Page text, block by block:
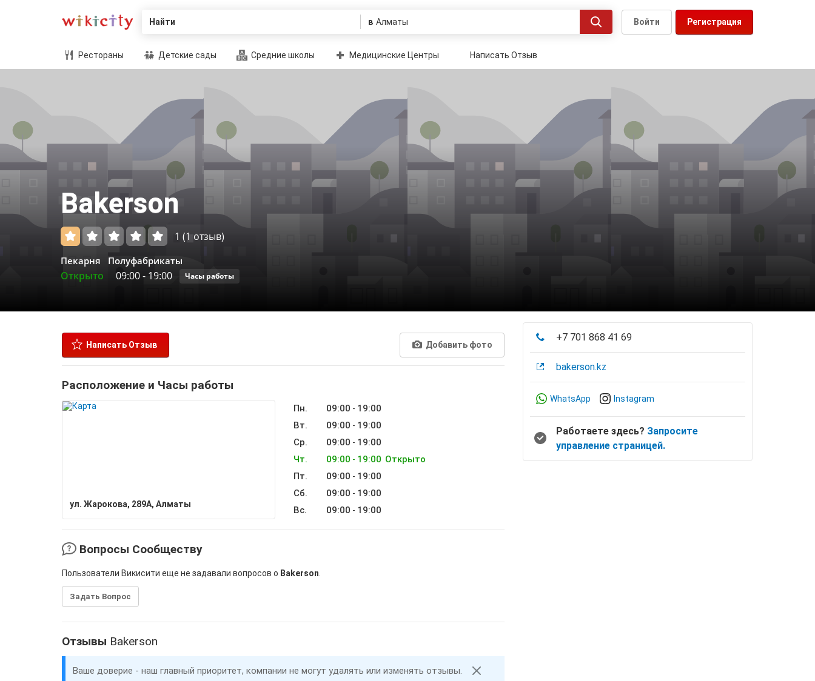
Найти в Регистрация
Войти
Рестораны Детские сады Средние школы Медицинские Центры Написать Отзыв
Bakerson
1 (1 отзыв)
Пекарня Полуфабрикаты
Открыто 09:00- 19:00 Часы работы
Написать Отзыв Добавить фото
Расположение и Часы работы
ул. Жарокова, 289А, Алматы
Пн. 09:00 - 19:00
Вт.
09:00 - 19:00
Ср.
09:00 - 19:00
Чт.
09:00 - 19:00 Открыто
Пт.
09:00 - 19:00
Сб.
09:00 - 19:00
Вс.
09:00 - 19:00
Вопросы Сообществу
Пользователи Викисити еще не задавали вопросов о Bakerson
Задать Вопрос
Отзывы Bakerson
Ваше доверие - наш главный приоритет, компании не могут удалять или изменять отзывы.
+7 701 868 41 69
bakerson.kz
WhatsApp Instagram
Работаете здесь? Запросите
управление страницей.